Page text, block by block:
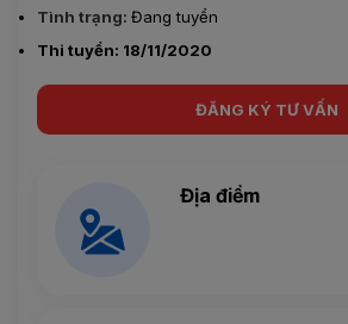
Tình trạng: Đang tuyển
Thi tuyển: 18/11/2020
ĐĂNG KÝ TƯ VẤN
Địa điểm